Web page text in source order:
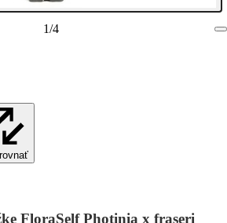
1/4
FloraSelf Photinia x fraseri